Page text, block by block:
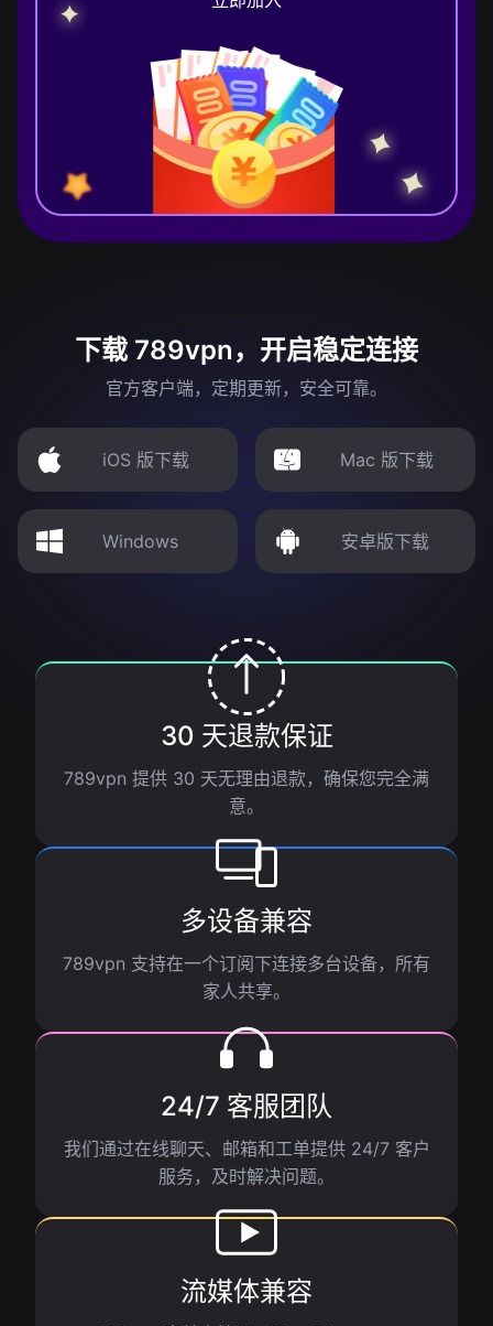
下载 789vpn，开启稳定连接
官方客户端，定期更新，安全可靠。
iOS 版下载 Mac 版下载
Windows 安卓版下载
30 天退款保证
789vpn 提供 30 天无理由退款，确保您完全满
意。
多设备兼容
789vpn 支持在一个订阅下连接多台设备，所有
家人共享。
24/7 客服团队
我们通过在线聊天、邮箱和工单提供 24/7 客户
服务，及时解决问题。
流媒体兼容